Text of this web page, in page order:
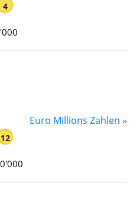
4
Euro Millions Zahlen »
12